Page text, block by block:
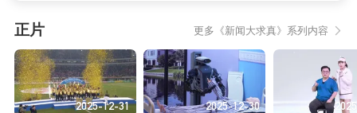
正片 更多《新闻大求真》系列内容
2025-12-31 2025-12-30